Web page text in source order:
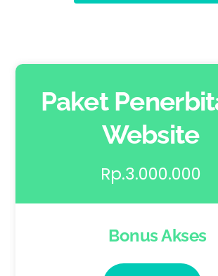
Paket
Website
Rp.3.000.000
Bonus Akses